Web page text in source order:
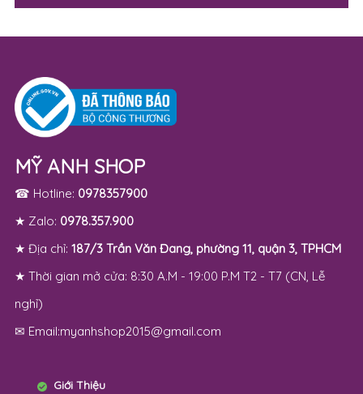
MỸ ANH SHOP
☎ Hotline: 0978357900
★ Zalo: 0978.357.900
★ Địa chỉ: 187/3 Trần Văn Đang, phường 11, quận 3, TPHCM
★ Thời gian mở cửa: 8:30 A.M - 19:00 P.M T2 - T7 (CN, Lễ
nghỉ)
✉ Email:myanhshop2015@gmail.com
Giới Thiệu